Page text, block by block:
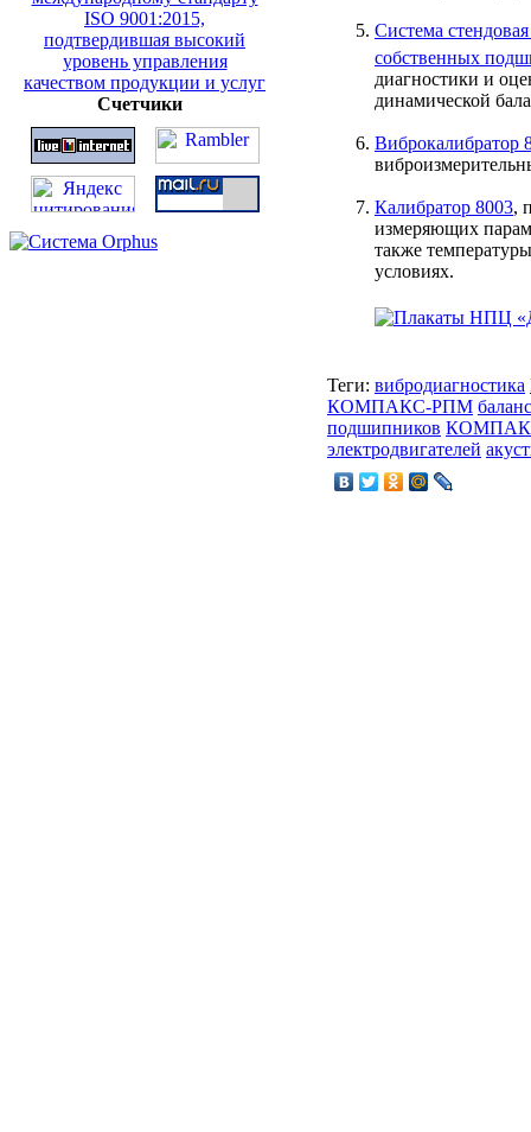
Счетчики
Система
собственных
диагностики и
динамической
Виброкалибратор
Калибратор 8003,
измеряющих
также
условиях.
Теги: вибродиагностика
КОМПАКС-РПМ
подшипников
электродвигателей